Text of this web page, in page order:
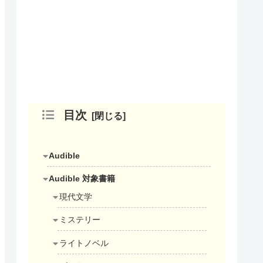
目次
Audible
Audible 対象書籍
現代文学
ミステリー
ライトノベル